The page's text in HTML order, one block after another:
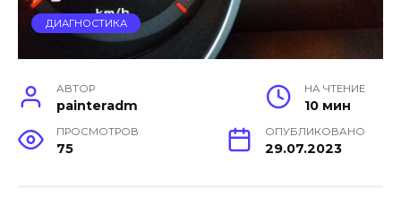
ДИАГНОСТИКА
АВТОР
painteradm
НА ЧТЕНИЕ
10 мин
ПРОСМОТРОВ
75
ОПУБЛИКОВАНО
29.07.2023